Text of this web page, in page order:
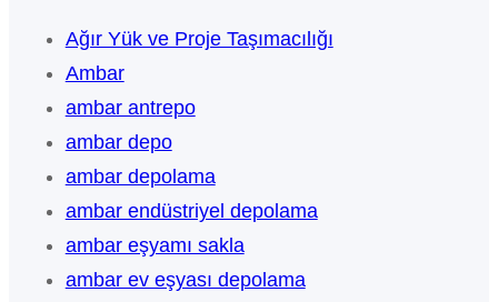
Ağır Yük ve Proje Taşımacılığı
Ambar
ambar antrepo
ambar depo
ambar depolama
ambar endüstriyel depolama
ambar eşyamı sakla
ambar ev eşyası depolama